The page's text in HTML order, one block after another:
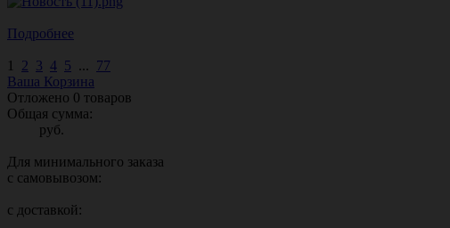
Подробнее
1 2 3 4 5 ... 77
Ваша Корзина
Отложено 0 товаров
Общая сумма:
руб.
Для минимального заказа
с самовывозом:
с доставкой: